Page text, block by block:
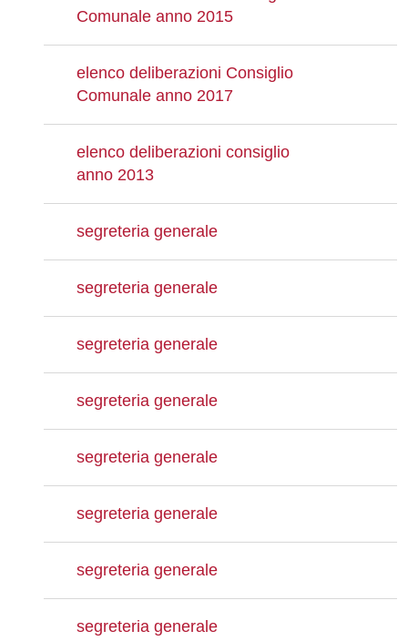
Comunale anno 2015
elenco deliberazioni Consiglio
Comunale anno 2017
elenco deliberazioni consiglio
anno 2013
segreteria generale
segreteria generale
segreteria generale
segreteria generale
segreteria generale
segreteria generale
segreteria generale
segreteria generale